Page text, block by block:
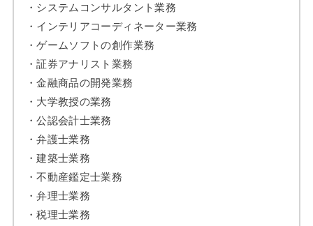
・システムコンサルタント業務
・インテリアコーディネーター業務
・ゲームソフトの創作業務
・証券アナリスト業務
・金融商品の開発業務
・大学教授の業務
・公認会計士業務
・弁護士業務
・建築士業務
・不動産鑑定士業務
・弁理士業務
・税理士業務